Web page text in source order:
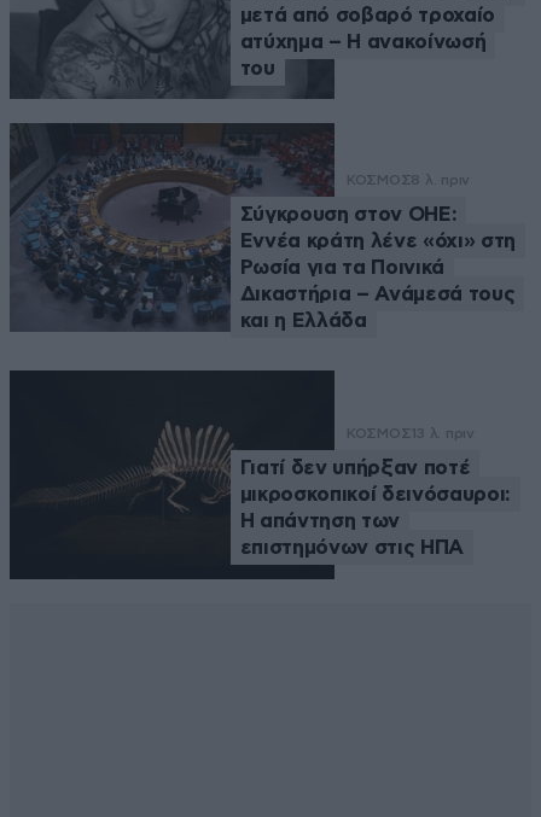
μετά από σοβαρό τροχαίο
ατύχημα – Η ανακοίνωσή
του
ΚΟΣΜΟΣ8 λ. πριν
Σύγκρουση στον ΟΗΕ:
Εννέα κράτη λένε «όχι» στη
Ρωσία για τα Ποινικά
Δικαστήρια – Ανάμεσά τους
και η Ελλάδα
ΚΟΣΜΟΣ 13 λ. πριν
Γιατί δεν υπήρξαν ποτέ
μικροσκοπικοί δεινόσαυροι:
Η απάντηση των
επιστημόνων στις ΗΠΑ